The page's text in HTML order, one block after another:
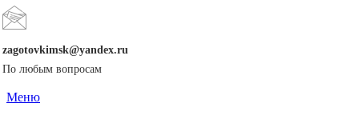
zagotovkimsk@yandex.ru
По любым вопросам
Меню